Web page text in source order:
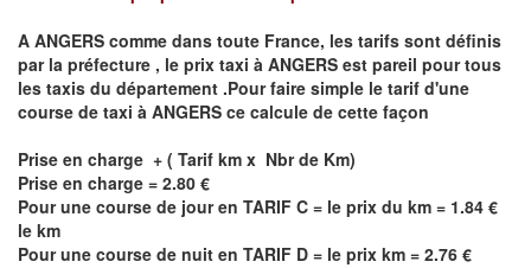
A ANGERS comme dans toute France, les tarifs sont définis
par la préfecture , le prix taxi à ANGERS est pareil pour tous
les taxis du département .Pour faire simple le tarif d'une
course de taxi à ANGERS ce calcule de cette façon
Prise en charge + ( Tarif km x Nbr de Km)
Prise en charge = 2.80 €
Pour une course de jour en TARIF C = le prix du km = 1.84 €
le km
Pour une course de nuit en TARIF D = le prix km = 2.76 €